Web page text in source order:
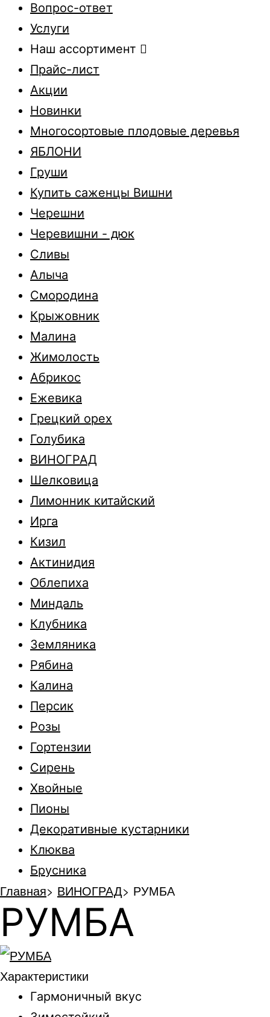
Вопрос-ответ
Услуги
Наш ассортимент
Прайс-лист
Акции
Новинки
Многосортовые плодовые деревья
ЯБЛОНИ
Груши
Купить саженцы Вишни
Черешни
Черевишни - дюк
Сливы
Алыча
Смородина
Крыжовник
Малина
Жимолость
Абрикос
Ежевика
Грецкий орех
Голубика
ВИНОГРАД
Шелковица
Лимонник китайский
Ирга
Кизил
Актинидия
Облепиха
Миндаль
Клубника
Земляника
Рябина
Калина
Персик
Розы
Гортензии
Сирень
Хвойные
Пионы
Декоративные кустарники
Клюква
Брусника
Главная> ВИНОГРАД> РУМБА
РУМБА
Характеристики
Гармоничный вкус